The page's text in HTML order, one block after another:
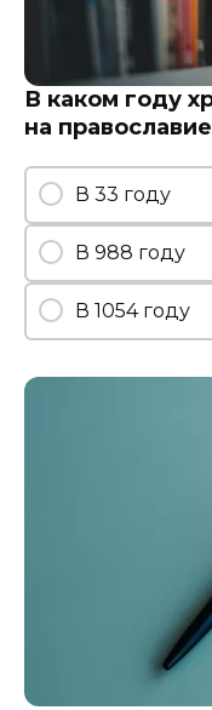
В каком году
на
В 33 году
В 988 году
В 1054 году